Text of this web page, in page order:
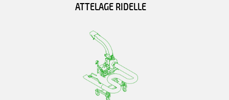
ATTELAGE RIDELLE